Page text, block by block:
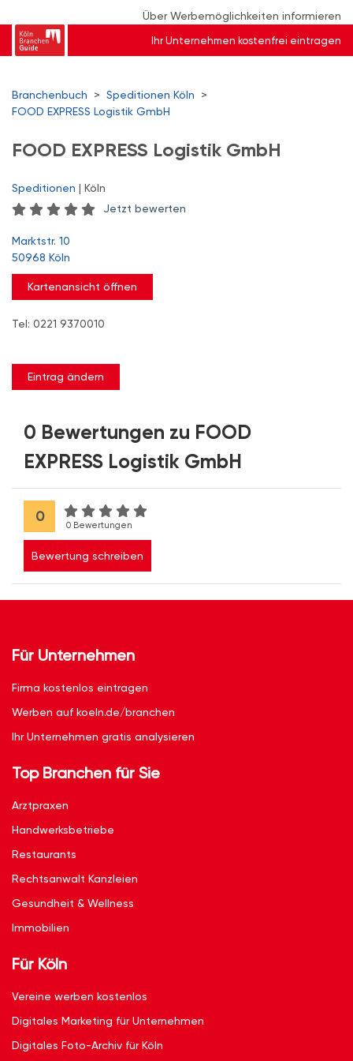
Über Werbemöglichkeiten informieren
Ihr Unternehmen kostenfrei eintragen
Branchenbuch > Speditionen Köln
>
FOOD EXPRESS Logistik GmbH
FOOD EXPRESS Logistik GmbH
Speditionen | Köln
Jetzt bewerten
Marktstr. 10
50968 Köln
Kartenansicht öffnen
Tel: 0221 9370010
Eintrag ändern
0 Bewertungen zu FOOD
EXPRESS Logistik GmbH
0
0 Bewertungen
Bewertung schreiben
Für Unternehmen
Firma kostenlos eintragen
Werben auf koeln.de/branchen
Ihr Unternehmen gratis analysieren
Top Branchen für Sie
Arztpraxen
Handwerksbetriebe
Restaurants
Rechtsanwalt Kanzleien
Gesundheit & Wellness
Immobilien
Für Köln
Vereine werben kostenlos
Digitales Marketing für Unternehmen
Digitales Foto-Archiv für Köln